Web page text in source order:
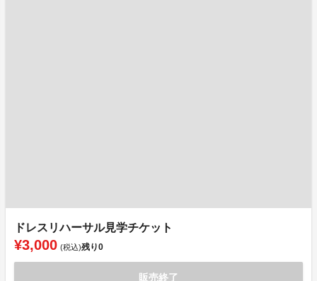
ドレスリハーサル見学チケット
¥3,000 (税込)残り0
販売終了